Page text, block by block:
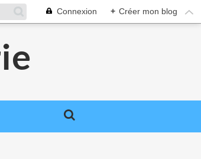
Connexion + Créer mon blog